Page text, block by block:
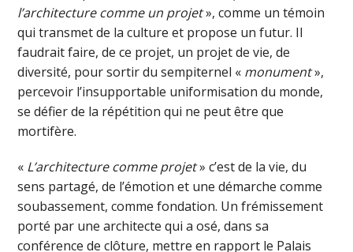
l’architecture comme un projet», comme un témoin
qui transmet de la culture et propose un futur. Il
faudrait faire, de ce projet, un projet de vie, de
diversité, pour sortir du sempiternel « monument»,
percevoir l’insupportable uniformisation du monde,
se défier de la répétition qui ne peut être que
mortifère.
« L’architecture comme projet» c’est de la vie, du
sens partagé, de l’émotion et une démarche comme
soubassement, comme fondation. Un frémissement
porté par une architecte qui a osé, dans sa
conférence de clôture, mettre en rapport le Palais